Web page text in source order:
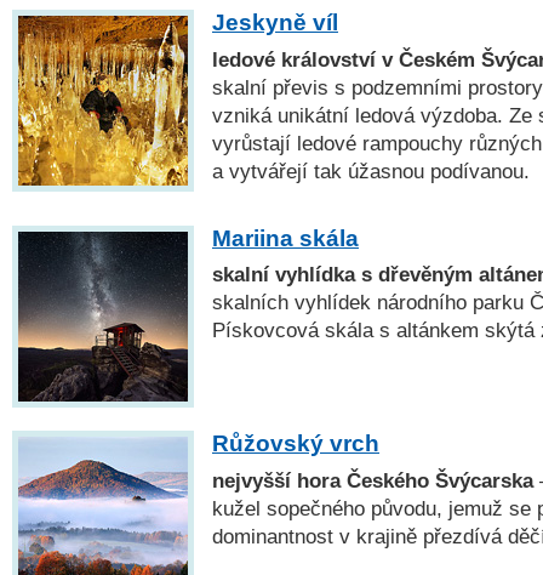
Jeskyně víl
ledové království v Českém
skalní převis s podzemními
vzniká unikátní ledová výzdoba. Ze
vyrůstají ledové rampouchy
a vytvářejí tak úžasnou podívanou.
Mariina skála
skalní vyhlídka s dřevěným
skalních vyhlídek národního parku
Pískovcová skála s altánkem skýtá
Růžovský vrch
nejvyšší hora Českého Švýcarska
kužel sopečného původu, jemuž se
dominantnost v krajině přezdívá